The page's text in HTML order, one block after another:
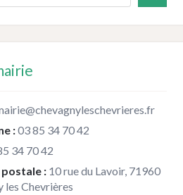
:03 85 34 70 42
34 70 42
: 10 rue du Lavoir, 71960
les Chevrières